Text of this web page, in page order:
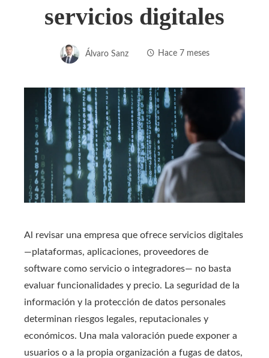
servicios digitales
Álvaro Sanz Hace 7 meses
Al revisar una empresa que ofrece servicios digitales
—plataformas, aplicaciones, proveedores de
software como servicio o integradores— no basta
evaluar funcionalidades y precio. La seguridad de la
información y la protección de datos personales
determinan riesgos legales, reputacionales y
económicos. Una mala valoración puede exponer a
usuarios o a la propia organización a fugas de datos,